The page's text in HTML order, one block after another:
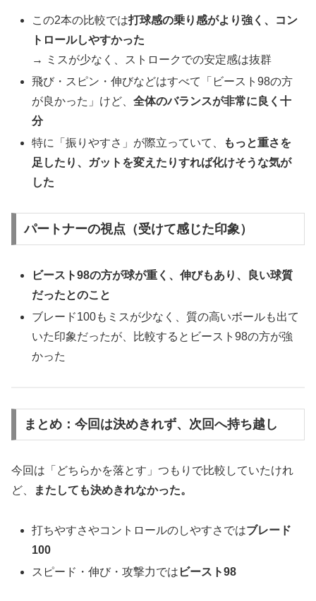
この2本の比較では打球感の乗り感がより強く、コン
トロールしやすかった
→ ミスが少なく、ストロークでの安定感は抜群
飛び・スピン・伸びなどはすべて「ビースト98の方
が良かった」けど、全体のバランスが非常に良く十
分
特に「振りやすさ」が際立っていて、
もっと重さを
足したり、ガットを変えたりすれば化けそうな気が
した
パートナーの視点（受けて感じた印象）
ビースト98の方が球が重く、伸びもあり、良い球質
だったとのこと
ブレード100もミスが少なく、質の高いボールも出て
いた印象だったが、比較するとビースト98の方が強
かった
まとめ：今回は決めきれず、次回へ持ち越し
今回は「どちらかを落とす」つもりで比較していたけれ
ど、
またしても決めきれなかった。
打ちやすさやコントロールのしやすさではブレード
100
スピード・伸び・攻撃力では ビースト98